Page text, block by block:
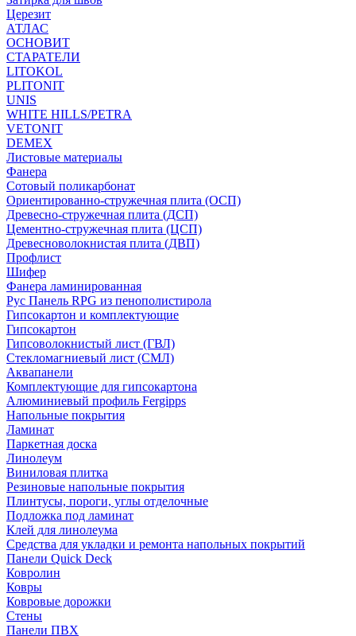
Церезит
АТЛАС
ОСНОВИТ
СТАРАТЕЛИ
LITOKOL
PLITONIT
UNIS
WHITE HILLS/PETRA
VETONIT
DEMEX
Листовые материалы
Фанера
Сотовый поликарбонат
Ориентированно-стружечная плита (ОСП)
Древесно-стружечная плита (ДСП)
Цементно-стружечная плита (ЦСП)
Древесноволокнистая плита (ДВП)
Профлист
Шифер
Фанера ламинированная
Рус Панель RPG из пенополистирола
Гипсокартон и комплектующие
Гипсокартон
Гипсоволокнистый лист (ГВЛ)
Стекломагниевый лист (СМЛ)
Аквапанели
Комплектующие для гипсокартона
Алюминиевый профиль Fergipps
Напольные покрытия
Ламинат
Паркетная доска
Линолеум
Виниловая плитка
Резиновые напольные покрытия
Плинтусы, пороги, углы отделочные
Подложка под ламинат
Клей для линолеума
Средства для укладки и ремонта напольных покрытий
Панели Quick Deck
Ковролин
Ковры
Ковровые дорожки
Стены
Панели ПВХ